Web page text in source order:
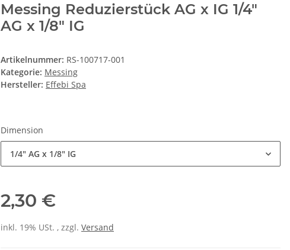
Messing Reduzierstück AG x IG 1/4"
AG x 1/8" IG
Artikelnummer: RS-100717-001
Kategorie: Messing
Hersteller: Effebi Spa
Dimension
1/4" AG x 1/8" IG
2,30 €
inkl. 19% USt. , zzgl. Versand